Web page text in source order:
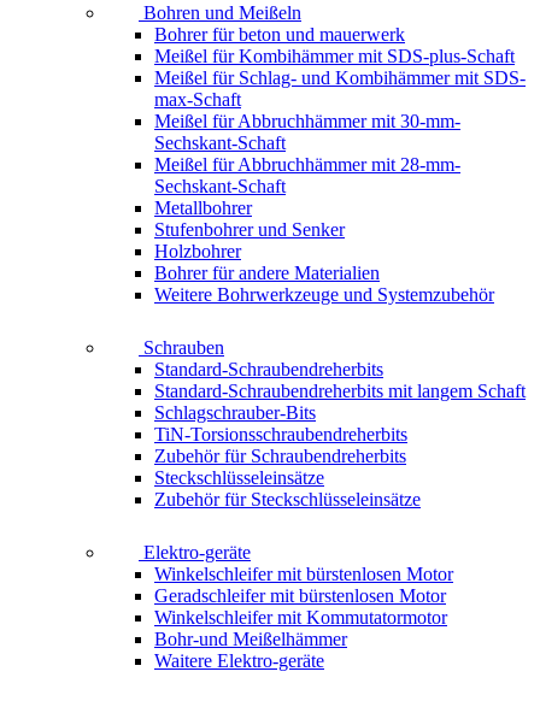
Bohren und Meißeln
Bohrer für beton und mauerwerk
Meißel für Kombihämmer mit SDS-plus-Schaft
Meißel für Schlag- und Kombihämmer mit SDS-
max-Schaft
Meißel für Abbruchhämmer mit 30-mm-
Sechskant-Schaft
Meißel für Abbruchhämmer mit 28-mm-
Sechskant-Schaft
Metallbohrer
Stufenbohrer und Senker
Holzbohrer
Bohrer für andere Materialien
Weitere Bohrwerkzeuge und Systemzubehör
Schrauben
Standard-Schraubendreherbits
Standard-Schraubendreherbits mit langem Schaft
Schlagschrauber-Bits
TiN-Torsionsschraubendreherbits
Zubehör für Schraubendreherbits
Steckschlüsseleinsätze
Zubehör für Steckschlüsseleinsätze
Elektro-geräte
Winkelschleifer mit bürstenlosen Motor
Geradschleifer mit bürstenlosen Motor
Winkelschleifer mit Kommutatormotor
Bohr-und Meißelhämmer
Waitere Elektro-geräte